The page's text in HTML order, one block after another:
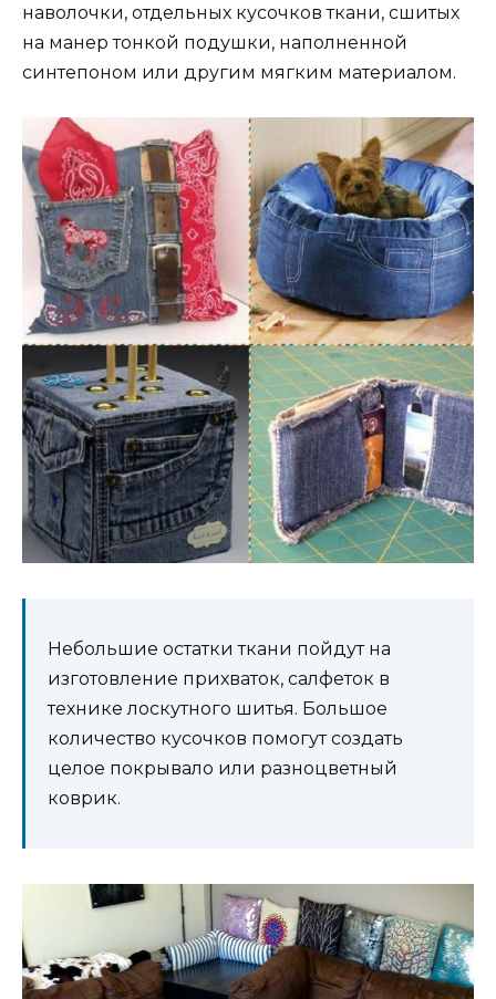
наволочки, отдельных кусочков ткани, сшитых
на манер тонкой подушки, наполненной
синтепоном или другим мягким материалом.
Небольшие остатки ткани пойдут на
изготовление прихваток, салфеток в
технике лоскутного шитья. Большое
количество кусочков помогут создать
целое покрывало или разноцветный
коврик.